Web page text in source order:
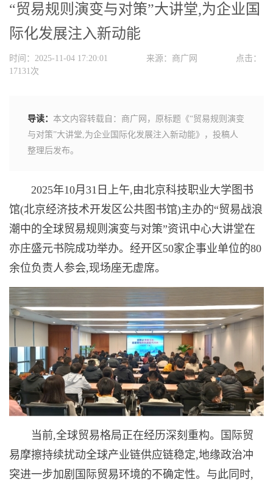
“贸易规则演变与对策”大讲堂,为企业国
际化发展注入新动能
时间：2025-11-04 17:20:01 来源：商广网
点击：
17131次
导读： 本文内容转载自：商广网，原标题《“贸易规则演变
与对策”大讲堂,为企业国际化发展注入新动能》，投稿人
整理后发布。
2025年10月31日上午,由北京科技职业大学图书
馆(北京经济技术开发区公共图书馆)主办的“贸易战浪
潮中的全球贸易规则演变与对策”资讯中心大讲堂在
亦庄盛元书院成功举办。经开区50家企事业单位的80
余位负责人参会,现场座无虚席。
当前,全球贸易格局正在经历深刻重构。国际贸
易摩擦持续扰动全球产业链供应链稳定,地缘政治冲
突进一步加剧国际贸易环境的不确定性。与此同时,